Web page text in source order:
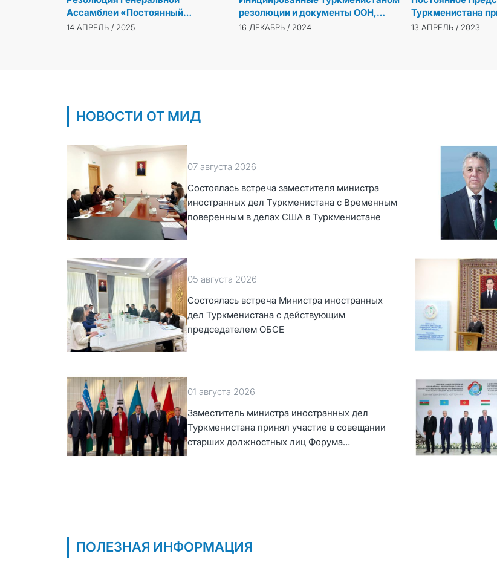
Ассамблеи «Постоянный
нейтралитет Туркменистана»
14 АПРЕЛЬ / 2025
резолюции и документы ООН,
опубликованы и распространены
16 ДЕКАБРЬ / 2024
Туркменистана
испаноязычную
13 АПРЕЛЬ / 2023
НОВОСТИ ОТ МИД
07 августа 2026
Состоялась встреча заместителя министра
иностранных дел Туркменистана с Временным
поверенным в делах США в Туркменистане
05 августа 2026
Состоялась встреча Министра иностранных
дел Туркменистана с действующим
председателем ОБСЕ
01 августа 2026
Заместитель министра иностранных дел
Туркменистана принял участие в совещании
старших должностных лиц Форума
сотрудничества «Центральная Азия –
ПОЛЕЗНАЯ ИНФОРМАЦИЯ